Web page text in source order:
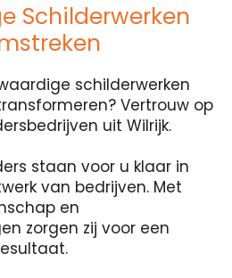
Schilderwerken
schilderwerken
Vertrouw op
uit Wilrijk.
staan voor u klaar in
van bedrijven. Met
en
zorgen zij voor een